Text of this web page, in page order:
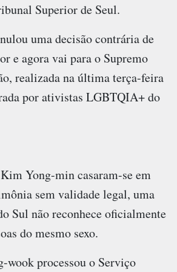
Superior de Seul.
uma decisão contrária de
e agora vai para o Supremo
realizada na última terça-feira
por ativistas LGBTQIA+ do
Yong-min casaram-se em
sem validade legal, uma
Sul não reconhece oficialmente
do mesmo sexo.
wook processou o Serviço